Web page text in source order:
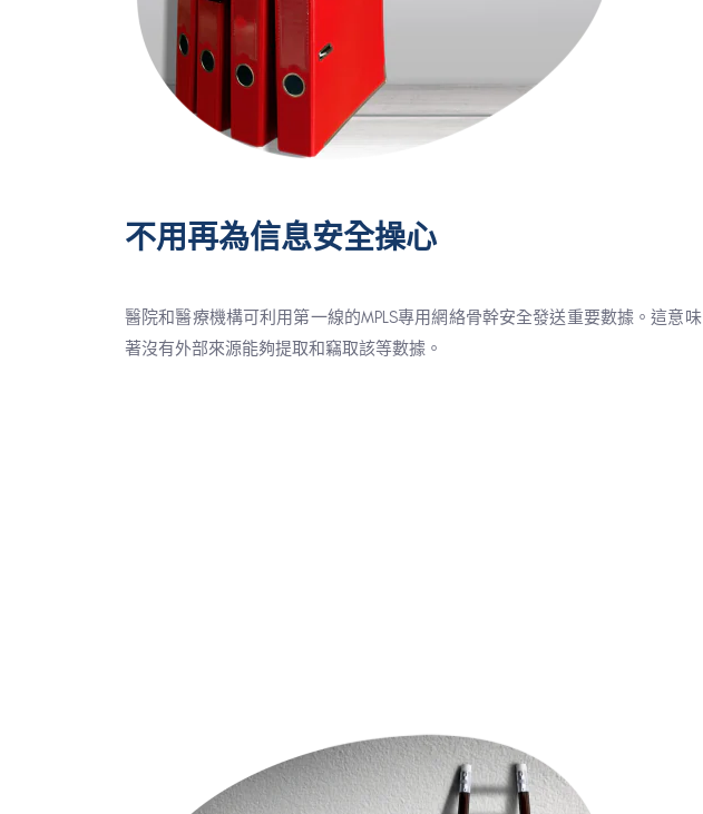
不用再為信息安全操心
醫院和醫療機構可利用第一線的MPLS專用網絡骨幹安全發送重要數據。這意味
著沒有外部來源能夠提取和竊取該等數據。